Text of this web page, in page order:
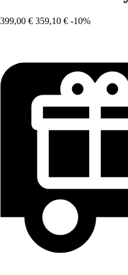
399,00 € 359,10 € -10%